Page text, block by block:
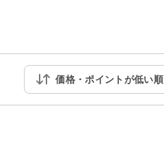
価格・ポイントが低い順